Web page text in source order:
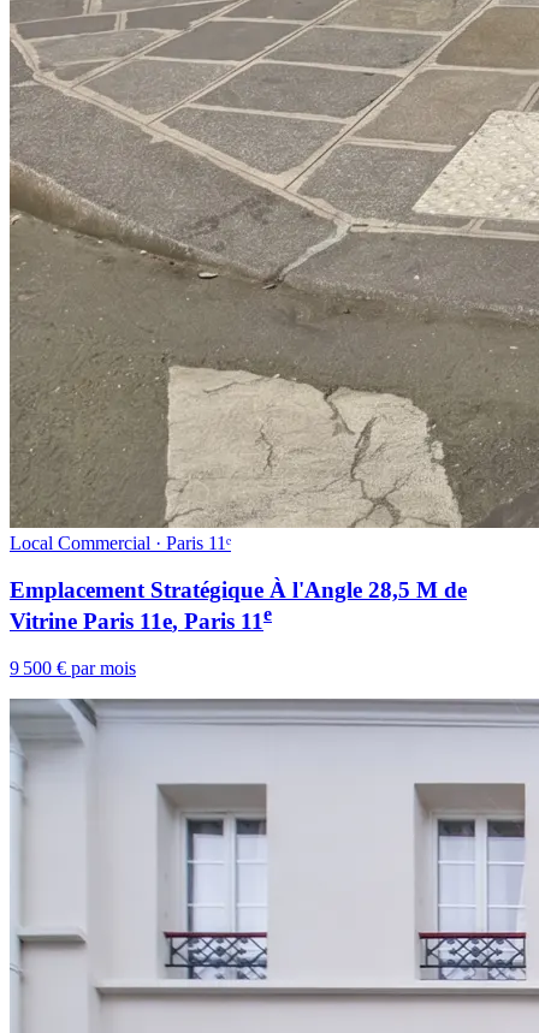
Local Commercial · Paris 11ᵉ
Emplacement Stratégique À l'Angle 28,5 M de
Vitrine Paris 11e, Paris 11e
9 500 € par mois